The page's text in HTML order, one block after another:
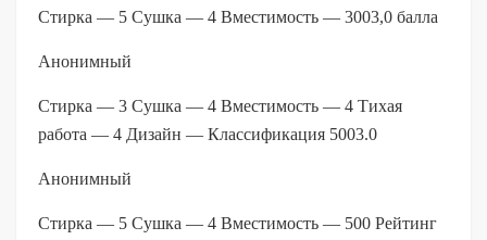
Стирка — 5 Сушка — 4 Вместимость — 3003,0 балла
Анонимный
Стирка — 3 Сушка — 4 Вместимость — 4 Тихая
работа — 4 Дизайн — Классификация 5003.0
Анонимный
Стирка — 5 Сушка — 4 Вместимость — 500 Рейтинг